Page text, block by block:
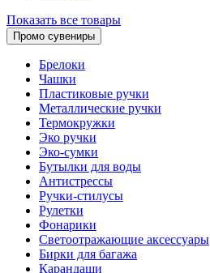
Показать все товары
Промо сувениры
Брелоки
Чашки
Пластиковые ручки
Металлические ручки
Термокружки
Эко ручки
Эко-сумки
Бутылки для воды
Антистрессы
Ручки-стилусы
Рулетки
Фонарики
Светоотражающие аксессуары
Бирки для багажа
Карандаши